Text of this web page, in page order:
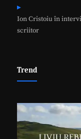
Ion Cristoiu în
scriitor
Trend